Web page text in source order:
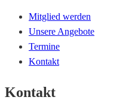
Mitglied werden
Unsere Angebote
Termine
Kontakt
Kontakt